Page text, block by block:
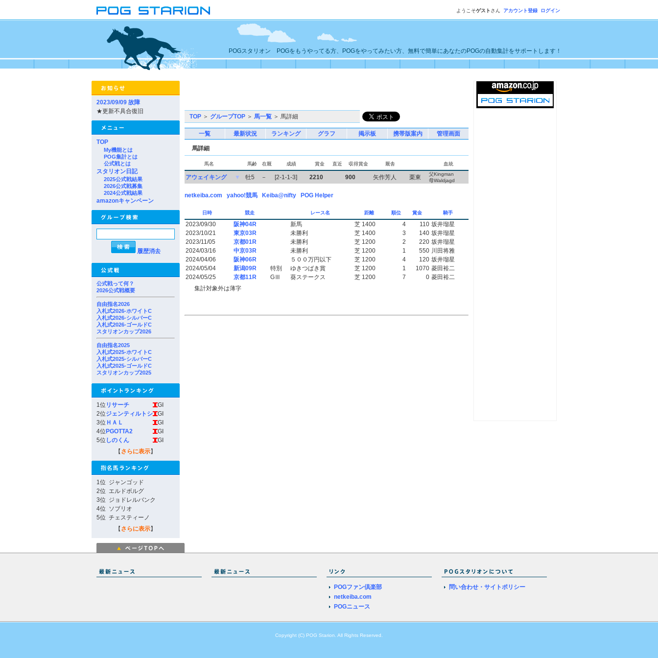
ようこそゲスト さん アカウント登録 ログイン
POGスタリオン POGをもうやってる方、POGをやってみたい方、無料で簡単にあなたのPOGの自動集計をサポートします！
2023/09/09 故障
★更新不具合復旧
TOP
My機能とは
POG集計とは
公式戦とは
スタリオン日記
2025公式戦結果
2026公式戦募集
2024公式戦結果
amazonキャンペーン
履歴消去
公式戦って何？
2026公式戦概要
自由指名2026
入札式2026-ホワイトC
入札式2026-シルバーC
入札式2026-ゴールドC
スタリオンカップ2026
自由指名2025
入札式2025-ホワイトC
入札式2025-シルバーC
入札式2025-ゴールドC
スタリオンカップ2025
1位 リサーチ
GI
2位ジェンティルトシ
GI
3位 ＨＡＬ
GI
4位 PGOTTA2
GI
5位 しのくん
GI
【 さらに表示】
1位 ジャンゴッド
2位 エルドボルグ
3位 ジョドレルバンク
4位 ソブリオ
5位 チェスティーノ
【 さらに表示】
TOP ＞ グループTOP ＞ 馬一覧 ＞ 馬詳細
一覧 最新状況 ランキング グラフ 掲示板 携帯版案内 管理画面
馬詳細
馬名 馬齢 在厩 成績 賞金 直近 収得賞金 厩舎 血統
アウェイキング ▼ 牡5 － [2-1-1-3] 2210 900 矢作芳人 栗東
父Kingman
母Waldjagd
netkeiba.com yahoo!競馬 Keiba@nifty POG Helper
日時 競走 レース名 距離 順位 賞金 騎手
2023/09/30 阪神04R 新馬 芝 1400 4 110 坂井瑠星
2023/10/21
東京03R 未勝利 芝 1400 3 140 坂井瑠星
2023/11/05
京都01R 未勝利 芝 1200 2 220 坂井瑠星
2024/03/16
中京03R 未勝利 芝 1200 1 550 川田将雅
2024/04/06
阪神06R ５００万円以下 芝 1200 4 120 坂井瑠星
2024/05/04
新潟09R 特別 ゆきつばき賞 芝 1200 1 1070 菱田裕二
2024/05/25
京都11R GⅢ 葵ステークス 芝 1200 7 0 菱田裕二
集計対象外は薄字
POGファン倶楽部
netkeiba.com
POGニュース
問い合わせ・サイトポリシー
Copyright (C) POG Starion. All Rights Reserved.